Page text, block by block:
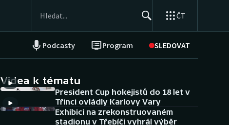
ČT
Podcasty Program SLEDOVAT
NEPŘEHLÉDNĚTE
Historické návraty
Aplikace ČT sport
Videa k tématu
President Cup hokejistů do 18 let v
Třinci ovládly Karlovy Vary
Exhibici na zrekonstruovaném
stadionu v Třebíči vyhrál výběr